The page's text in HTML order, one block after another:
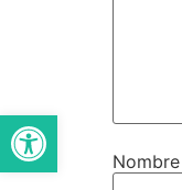
Nombre
Abrir barra de